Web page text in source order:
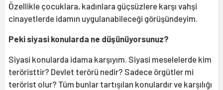
Özellikle çocuklara, kadınlara güçsüzlere karşı vahşi
cinayetlerde idamın uygulanabileceği görüşündeyim.
Peki siyasi konularda ne düşünüyorsunuz?
Siyasi konularda idama karşıyım. Siyasi meselelerde kim
teröristtir? Devlet terörü nedir? Sadece örgütler mi
terörist olur? Tüm bunlar tartışılan konulardır ve karşılığı